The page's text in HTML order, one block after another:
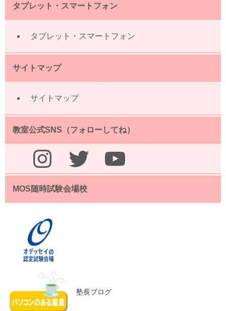
タブレット・スマートフォン
タブレット・スマートフォン
サイトマップ
サイトマップ
教室公式SNS（フォローしてね）
Instagram Twitter YouTube
MOS随時試験会場校
塾長ブログ